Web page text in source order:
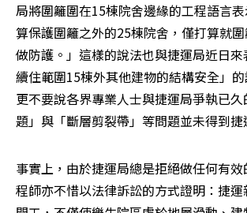
局將圍籬圍在15棟院舍邊緣的工程語言
算保護圍籬之外的25棟院舍，僅打算就
做防護。」這樣的說法也與捷運局近日
續住範圍15棟外其他建物的結構安全」的
更不要說各界專業人士與捷運局爭執已
題」與「斷層剪裂帶」等問題並未得到捷
事實上，由於捷運局總是拒絕做任何有
程師亦不惜以法律訴訟的方式證明：捷